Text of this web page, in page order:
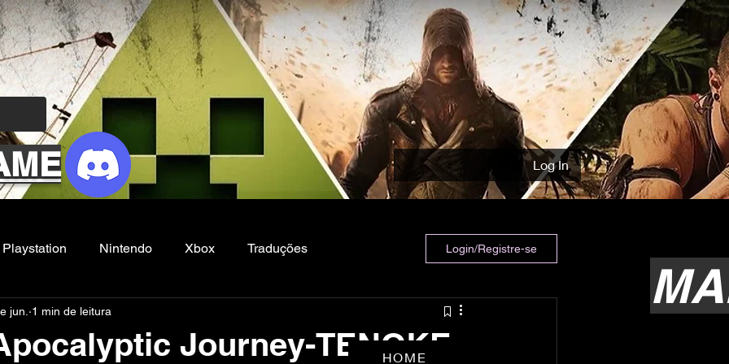
Log In
Playstation Nintendo Xbox Traduções
Filmes e Series
Login/Registre-se
Journey-TENOKE
jun. 1 min de leitura
HOME